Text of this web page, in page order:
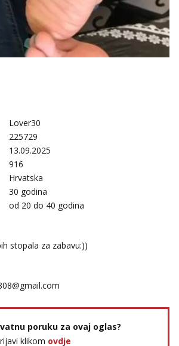
Lover30
225729
13.09.2025
916
Hrvatska
30 godina
od 20 do 40 godina
stopala za zabavu:))
poruku za ovaj oglas?
klikom ovdje